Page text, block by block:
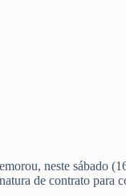
neste sábado
de contrato